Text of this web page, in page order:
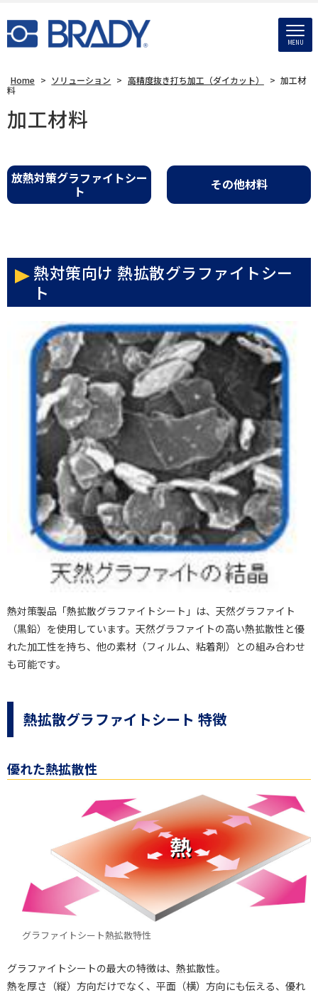
MENU
Home > ソリューション > 高精度抜き打ち加工（ダイカット） > 加工材
料
加工材料
放熱対策グラファイトシー
ト その他材料
熱対策向け 熱拡散グラファイトシー
ト
熱対策製品「熱拡散グラファイトシート」は、天然グラファイト
（黒鉛）を使用しています。天然グラファイトの高い熱拡散性と優
れた加工性を持ち、他の素材（フィルム、粘着剤）との組み合わせ
も可能です。
熱拡散グラファイトシート 特徴
優れた熱拡散性
グラファイトシート熱拡散特性
グラファイトシートの最大の特徴は、熱拡散性。
熱を厚さ（縦）方向だけでなく、平面（横）方向にも伝える、優れ